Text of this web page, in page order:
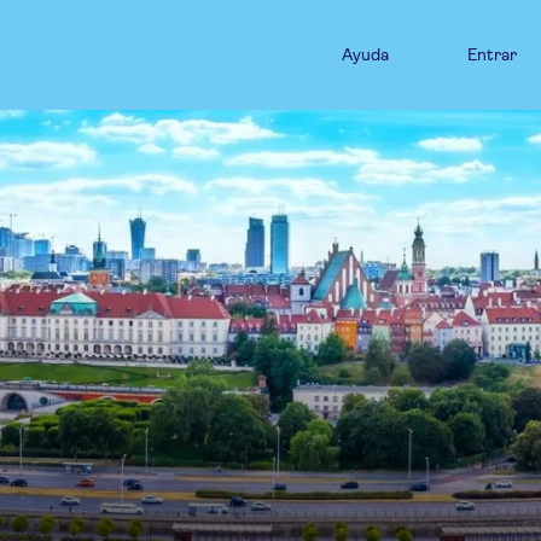
Ayuda Entrar